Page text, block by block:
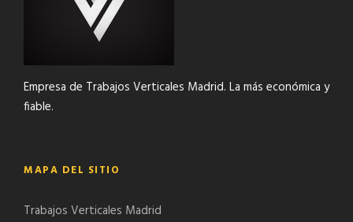
Empresa de Trabajos Verticales Madrid. La más económica y
fiable.
MAPA DEL SITIO
Trabajos Verticales Madrid